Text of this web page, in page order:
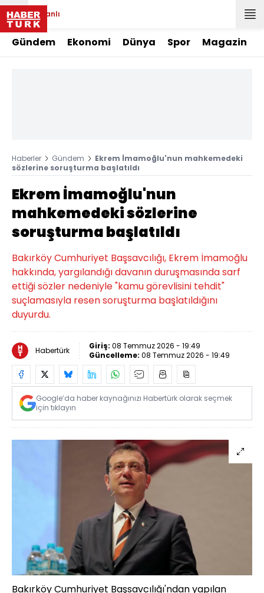
Canlı
Gündem Ekonomi Dünya Spor Magazin
Haberler Gündem
Ekrem İmamoğlu'nun mahkemedeki
sözlerine soruşturma başlatıldı
Ekrem İmamoğlu'nun
mahkemedeki sözlerine
soruşturma başlatıldı
Bakırköy Cumhuriyet Başsavcılığı, Ekrem İmamoğlu
hakkında, yargılandığı davanın duruşmasında sarf
ettiği sözler nedeniyle "kamu görevlisini tehdit"
suçlamasıyla resen soruşturma başlatıldığını
duyurdu.
Habertürk Giriş: 08 Temmuz 2026 - 19:49
Güncelleme: 08 Temmuz 2026 - 19:49
Google’da haber kaynağınızı Habertürk olarak seçmek
için tıklayın
Bakırköy Cumhuriyet Başsavcılığı'ndan yapılan